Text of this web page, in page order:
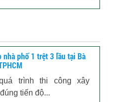
nhà phố 1 trệt 3 lầu tại Bà
trình thi công xây
tiến độ...